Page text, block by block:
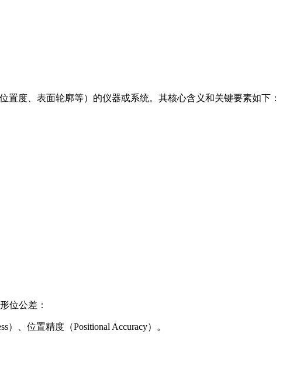
置度、表面轮廓等）的仪器或系统。其核心含义和关键要素如下：
位公差：
、位置精度（Positional Accuracy）。